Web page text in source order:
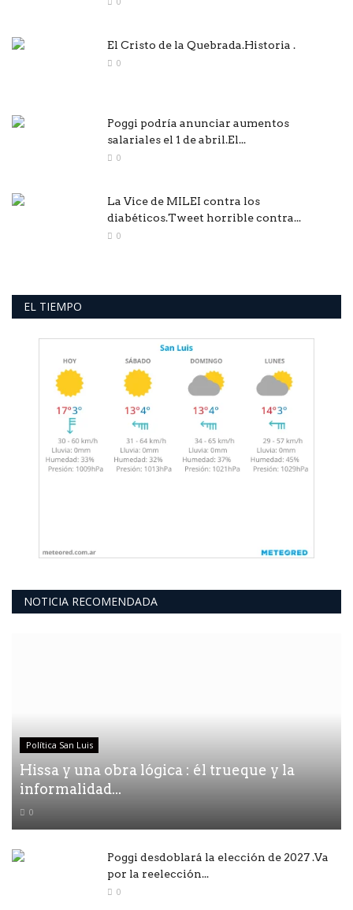
El Cristo de la Quebrada.Historia .
0
Poggi podría anunciar aumentos
salariales el 1 de abril.El...
0
La Vice de MILEI contra los
diabéticos.Tweet horrible contra...
0
EL TIEMPO
NOTICIA RECOMENDADA
Política San Luis
Hissa y una obra lógica : él trueque y la
informalidad...
0
Poggi desdoblará la elección de 2027 .Va
por la reelección...
0